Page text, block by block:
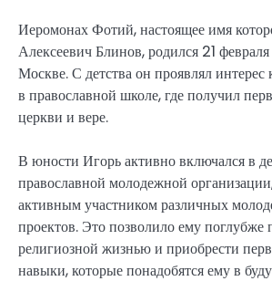
Иеромонах Фотий, настоящее имя
Алексеевич Блинов, родился 21
Москве. С детства он проявлял интерес
в православной школе, где получил
церкви и вере.
В юности Игорь активно включался в
православной молодежной
активным участником различных
проектов. Это позволило ему поглубже
религиозной жизнью и приобрести
навыки, которые понадобятся ему в